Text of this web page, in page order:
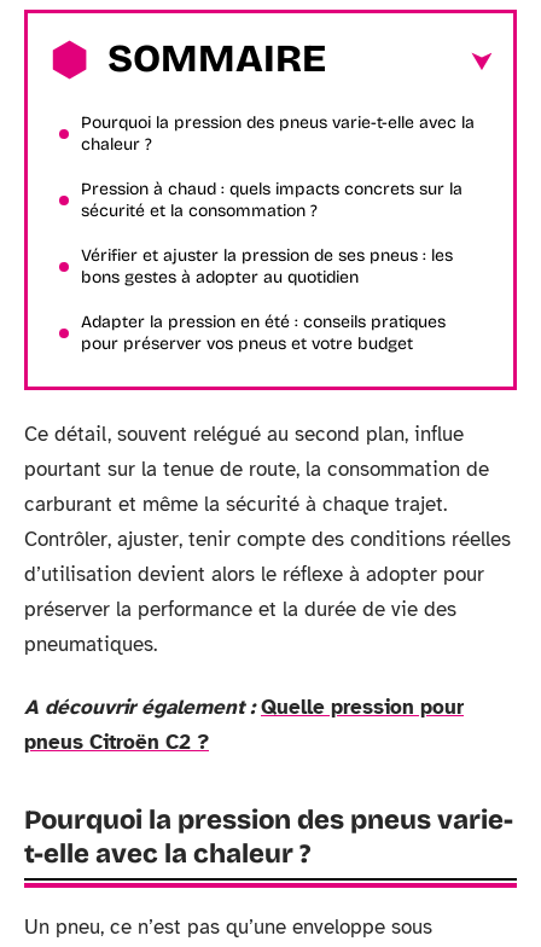
SOMMAIRE
Pourquoi la pression des pneus varie-t-elle avec la
chaleur ?
Pression à chaud : quels impacts concrets sur la
sécurité et la consommation ?
Vérifier et ajuster la pression de ses pneus : les
bons gestes à adopter au quotidien
Adapter la pression en été : conseils pratiques
pour préserver vos pneus et votre budget
Ce détail, souvent relégué au second plan, influe
pourtant sur la tenue de route, la consommation de
carburant et même la sécurité à chaque trajet.
Contrôler, ajuster, tenir compte des conditions réelles
d’utilisation devient alors le réflexe à adopter pour
préserver la performance et la durée de vie des
pneumatiques.
A découvrir également : Quelle pression pour
pneus Citroën C2 ?
Pourquoi la pression des pneus varie-
t-elle avec la chaleur ?
Un pneu, ce n’est pas qu’une enveloppe sous